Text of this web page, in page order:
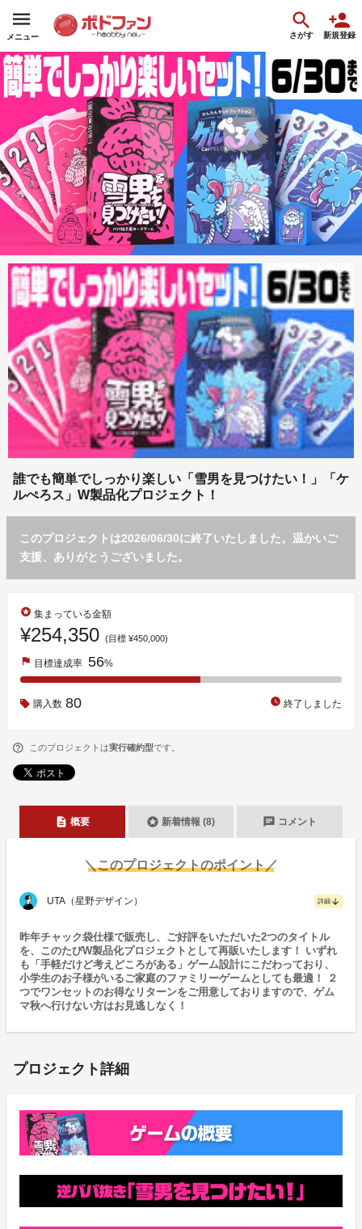
メニュー さがす 新規登録
誰でも簡単でしっかり楽しい「雪男を見つけたい！」「ケ
ルぺろス」W製品化プロジェクト！
このプロジェクトは2026/06/30に終了いたしました。温かいご
支援、ありがとうございました。
stars 集まっている金額
¥254,350 (目標 ¥450,000)
flag 目標達成率 56%
購入数 80 watch_later 終了しました
このプロジェクトは実行確約型です。
description 概要 stars 新着情報 (8) chat コメント
＼このプロジェクトのポイント／
UTA（星野デザイン） 詳細 arrow_downward
昨年チャック袋仕様で販売し、ご好評をいただいた2つのタイトル
を、このたびW製品化プロジェクトとして再販いたします！ いずれ
も「手軽だけど考えどころがある」ゲーム設計にこだわっており、
小学生のお子様がいるご家庭のファミリーゲームとしても最適！ ２
つでワンセットのお得なリターンをご用意しておりますので、ゲム
マ秋へ行けない方はお見逃しなく！
プロジェクト詳細